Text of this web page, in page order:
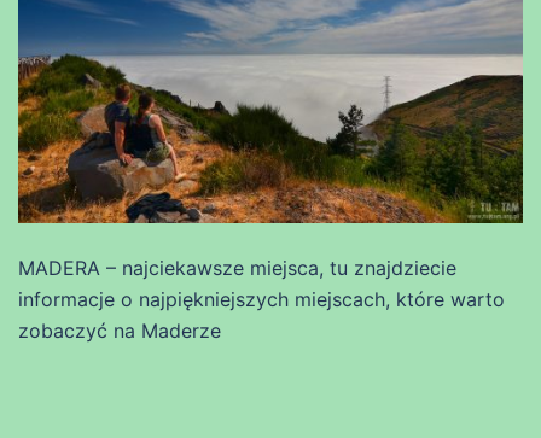
MADERA – najciekawsze miejsca, tu znajdziecie
informacje o najpiękniejszych miejscach, które warto
zobaczyć na Maderze